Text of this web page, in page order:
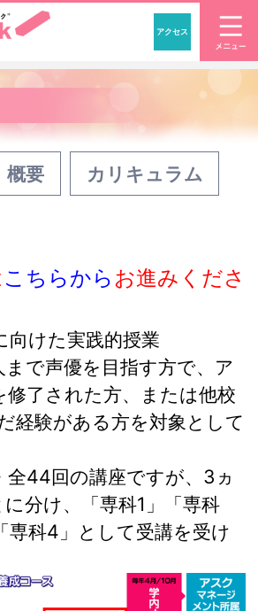
「アナウンサー・マス
アクセス
概要 カリキュラム
こちらから お進みくださ
向けた実践的授業
で声優を目指す方で、ア
修了された方、または他校
経験がある方を対象として
全44回の講座ですが、3ヵ
に分け、「専科1」「専科
専科4」として受講を受け